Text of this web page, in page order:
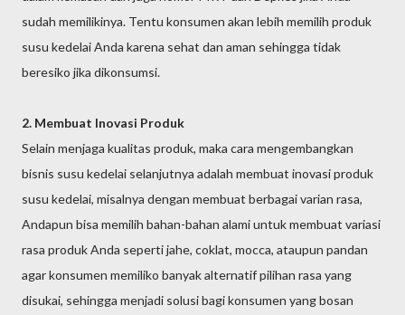
sudah memilikinya. Tentu konsumen akan lebih memilih produk
susu kedelai Anda karena sehat dan aman sehingga tidak
beresiko jika dikonsumsi.
2. Membuat Inovasi Produk
Selain menjaga kualitas produk, maka cara mengembangkan
bisnis susu kedelai selanjutnya adalah membuat inovasi produk
susu kedelai, misalnya dengan membuat berbagai varian rasa,
Andapun bisa memilih bahan-bahan alami untuk membuat variasi
rasa produk Anda seperti jahe, coklat, mocca, ataupun pandan
agar konsumen memiliko banyak alternatif pilihan rasa yang
disukai, sehingga menjadi solusi bagi konsumen yang bosan